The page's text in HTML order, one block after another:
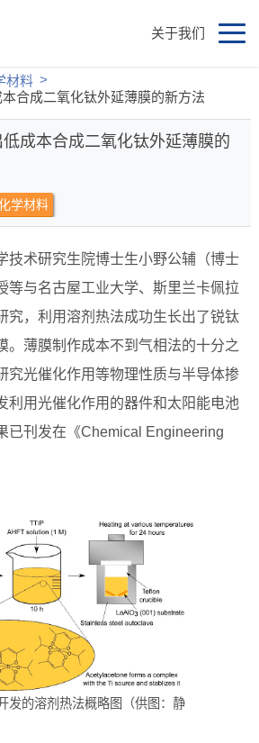
关于我们
材料 >
合成二氧化钛外延薄膜的新方法
成本合成二氧化钛外延薄膜的
学材料
技术研究生院博士生小野公辅（博士
等与名古屋工业大学、斯里兰卡佩拉
究，利用溶剂热法成功生长出了锐钛
。薄膜制作成本不到气相法的十分之
究光催化作用等物理性质与半导体掺
利用光催化作用的器件和太阳能电池
已刊发在《Chemical Engineering
发的溶剂热法概略图（供图：静